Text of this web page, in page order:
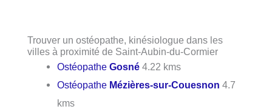
Trouver un ostéopathe, kinésiologue dans les
villes à proximité de Saint-Aubin-du-Cormier
OstéopatheGosné 4.22 kms
Ostéopathe Mézières-sur-Couesnon 4.7
kms